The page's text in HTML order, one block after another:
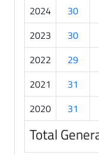
2024
30
2023
30
2022
29
2021
31
2020
31
Total